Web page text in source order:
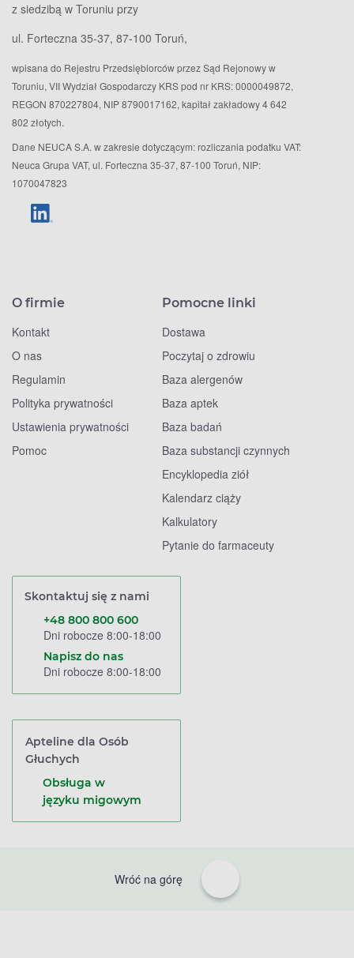
z siedzibą w Toruniu przy
ul. Forteczna 35-37, 87-100 Toruń,
wpisana do Rejestru Przedsiębiorców przez Sąd Rejonowy w
Toruniu, VII Wydział Gospodarczy KRS pod nr KRS: 0000049872,
REGON 870227804, NIP 8790017162, kapitał zakładowy 4 642
802 złotych.
Dane NEUCA S.A. w zakresie dotyczącym: rozliczania podatku VAT:
Neuca Grupa VAT, ul. Forteczna 35-37, 87-100 Toruń, NIP:
1070047823
O firmie
Kontakt
O nas
Regulamin
Polityka prywatności
Ustawienia prywatności
Pomoc
Pomocne linki
Dostawa
Poczytaj o zdrowiu
Baza alergenów
Baza aptek
Baza badań
Baza substancji czynnych
Encyklopedia ziół
Kalendarz ciąży
Kalkulatory
Pytanie do farmaceuty
Skontaktuj się z nami
+48 800 800 600
Dni robocze 8:00-18:00
Napisz do nas
Dni robocze 8:00-18:00
Apteline dla Osób
Głuchych
Obsługa w
języku migowym
Wróć na górę